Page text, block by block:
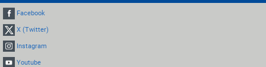
Facebook
X (Twitter)
Instagram
Youtube